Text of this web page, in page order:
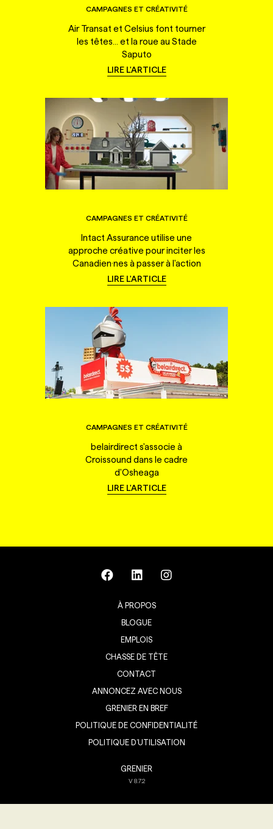
CAMPAGNES ET CRÉATIVITÉ
Air Transat et Celsius font tourner
les têtes... et la roue au Stade
Saputo
LIRE L'ARTICLE
CAMPAGNES ET CRÉATIVITÉ
Intact Assurance utilise une
approche créative pour inciter les
Canadien·nes à passer à l'action
LIRE L'ARTICLE
CAMPAGNES ET CRÉATIVITÉ
belairdirect s'associe à
Croissound dans le cadre
d'Osheaga
LIRE L'ARTICLE
À PROPOS
BLOGUE
EMPLOIS
CHASSE DE TÊTE
CONTACT
ANNONCEZ AVEC NOUS
GRENIER EN BREF
POLITIQUE DE CONFIDENTIALITÉ
POLITIQUE D’UTILISATION
GRENIER
V8.7.2